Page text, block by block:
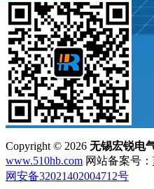
Copyright © 2026 无锡宏锐电
www.510hb.com 网站备案号：
网安备32021402004712号